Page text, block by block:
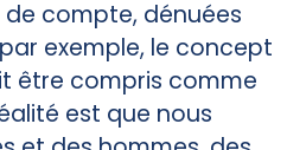
compte, dénuées
exemple, le concept
être compris comme
est que nous